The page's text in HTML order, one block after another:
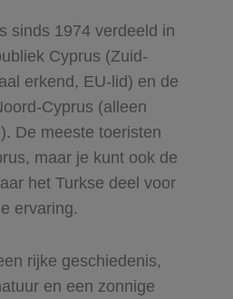
sinds 1974 verdeeld in
Cyprus (Zuid-
erkend, EU-lid) en de
Cyprus (alleen
De meeste toeristen
maar je kunt ook de
het Turkse deel voor
ervaring.
rijke geschiedenis,
en een zonnige